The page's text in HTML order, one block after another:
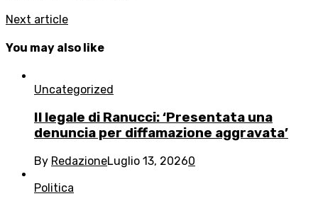
Next article
You may also like
Uncategorized
Il legale di Ranucci: ‘Presentata una
denuncia per diffamazione aggravata’
By RedazioneLuglio 13, 20260
Politica